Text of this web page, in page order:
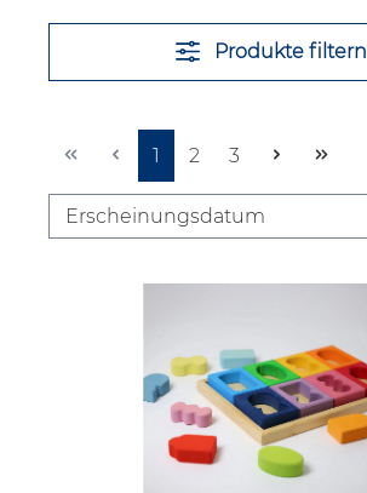
Produkte filtern
Seite
1 Seite
2 Seite
3